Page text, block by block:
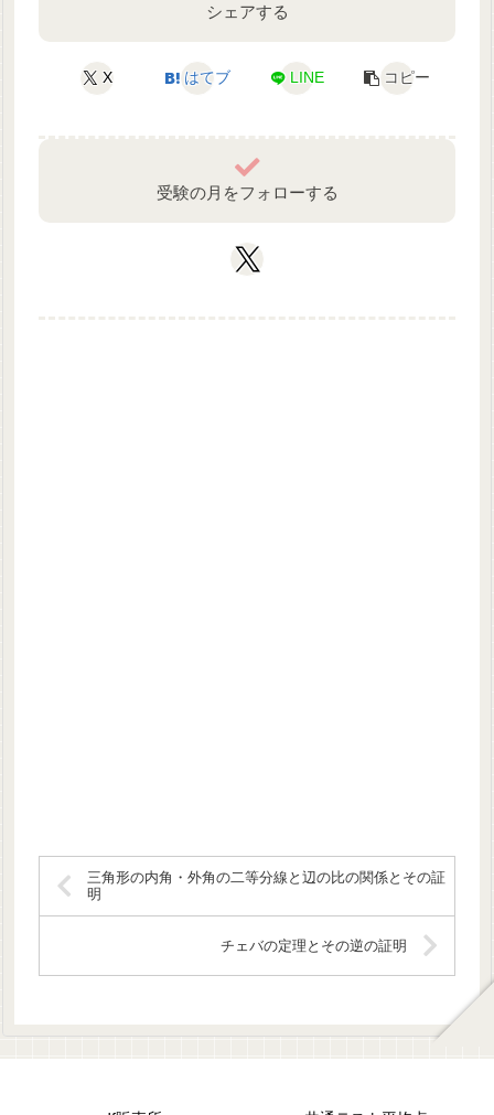
シェアする
X はてブ LINE コピー
受験の月をフォローする
三角形の内角・外角の二等分線と辺の比の関係とその証
明
チェバの定理とその逆の証明